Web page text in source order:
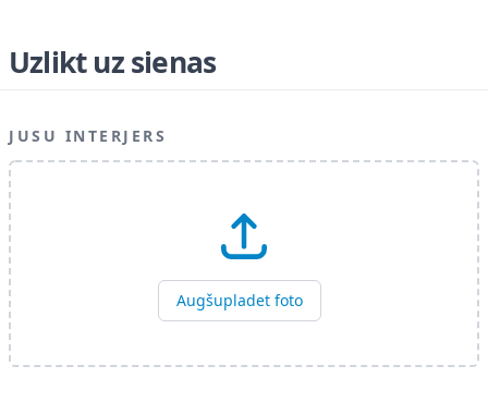
Uzlikt uz sienas
JUSU INTERJERS
Augšupladet foto